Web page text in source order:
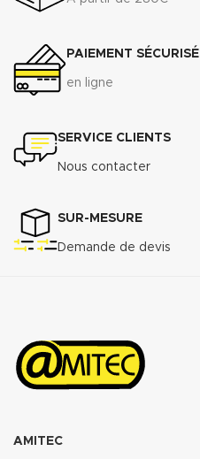
PAIEMENT SÉCURISÉ
en ligne
SERVICE CLIENTS
Nous contacter
SUR-MESURE
Demande de devis
AMITEC